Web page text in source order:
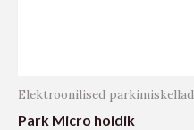
Elektroonilised parkimiskellad
Park Micro hoidik